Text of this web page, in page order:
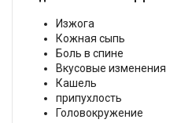
Изжога
Кожная сыпь
Боль в спине
Вкусовые изменения
Кашель
припухлость
Головокружение